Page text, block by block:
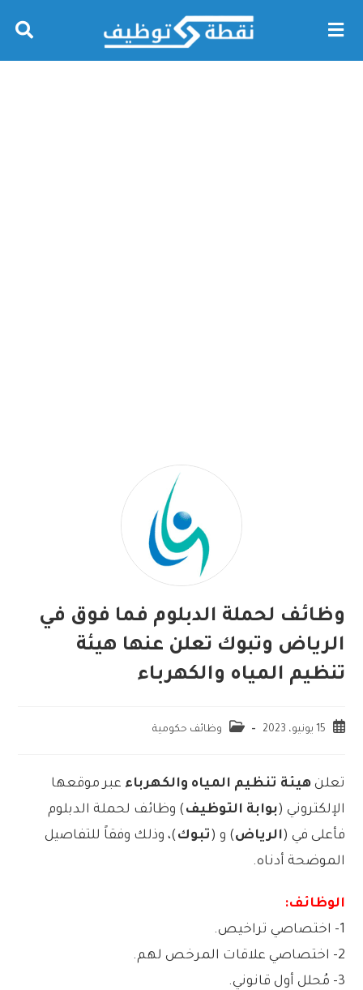
وظائف لحملة الدبلوم فما فوق في
الرياض وتبوك تعلن عنها هيئة
تنظيم المياه والكهرباء
15 يونيو، 2023 وظائف حكومية
تعلنهيئة تنظيم المياه والكهرباء عبر موقعها
الإلكتروني (بوابة التوظيف ) وظائف لحملة الدبلوم
فأعلى في (الرياض) و ( تبوك )، وذلك وفقاً للتفاصيل
الموضحة أدناه.
الوظائف:
1- اختصاصي تراخيص.
2- اختصاصي علاقات المرخص لهم.
3- مُحلل أول قانوني.